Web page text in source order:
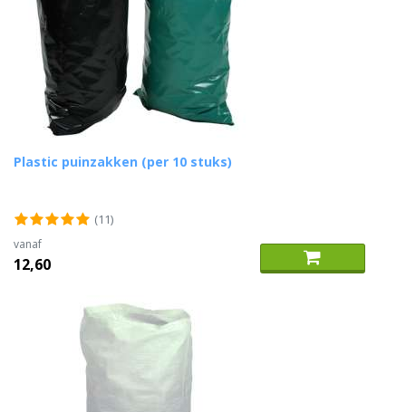
Plastic puinzakken (per 10 stuks)
(11)
vanaf
12,60